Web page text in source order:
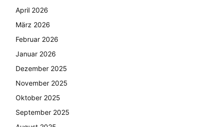
April 2026
März 2026
Februar 2026
Januar 2026
Dezember 2025
November 2025
Oktober 2025
September 2025